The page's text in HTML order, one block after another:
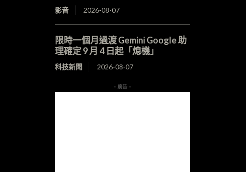
影音 2026-08-07
限時一個月過渡 Gemini Google 助
理確定 9 月 4 日起「熄機」
科技新聞 2026-08-07
- 廣告 -